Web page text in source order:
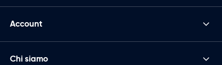
Account
Chi siamo